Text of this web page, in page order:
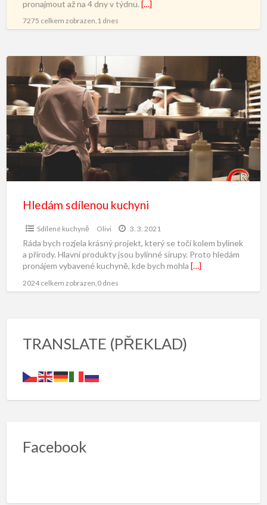
pronajmout až na 4 dny v týdnu. […]
7275 celkem zobrazen,1 dnes
Hledám sdílenou kuchyni
Sdílené kuchyně Olivi 3. 3. 2021
Ráda bych rozjela krásný projekt, který se točí kolem bylinek
a přírody. Hlavní produkty jsou bylinné sirupy. Proto hledám
pronájem vybavené kuchyně, kde bych mohla […]
2024 celkem zobrazen,0 dnes
TRANSLATE (PŘEKLAD)
Facebook